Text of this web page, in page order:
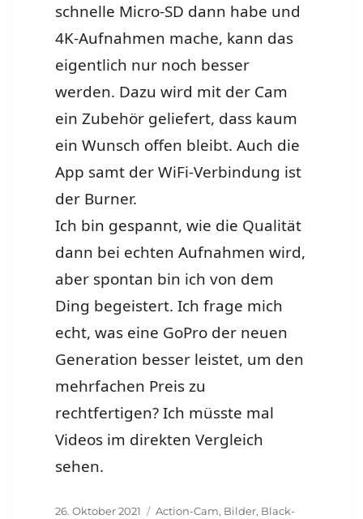
schnelle Micro-SD dann habe und
4K-Aufnahmen mache, kann das
eigentlich nur noch besser
werden. Dazu wird mit der Cam
ein Zubehör geliefert, dass kaum
ein Wunsch offen bleibt. Auch die
App samt der WiFi-Verbindung ist
der Burner.
Ich bin gespannt, wie die Qualität
dann bei echten Aufnahmen wird,
aber spontan bin ich von dem
Ding begeistert. Ich frage mich
echt, was eine GoPro der neuen
Generation besser leistet, um den
mehrfachen Preis zu
rechtfertigen? Ich müsste mal
Videos im direkten Vergleich
sehen.
Veröffentlicht
26. Oktober 2021 Schlagwörter
Action-Cam, Bilder, Black-